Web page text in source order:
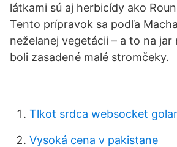
látkami sú aj herbicídy ako
Tento prípravok sa podľa
neželanej vegetácii – a to na jar
boli zasadené malé stromčeky.
Tlkot srdca websocket
Vysoká cena v pakistane